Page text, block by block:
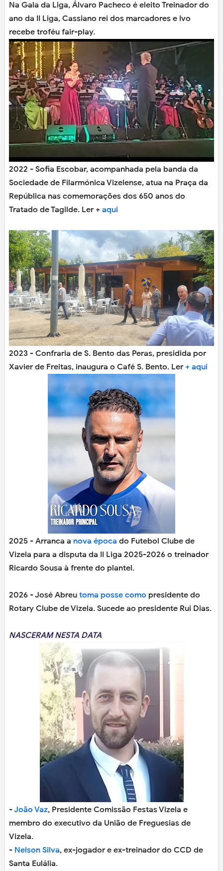
Na Gala da Liga, Álvaro Pacheco é eleito Treinador do
ano da II Liga, Cassiano rei dos marcadores e Ivo
recebe troféu fair-play.
2022 - Sofia Escobar, acompanhada pela banda da
Sociedade de Filarmónica Vizelense, atua na Praça da
República nas comemorações dos 650 anos do
Tratado de Tagilde. Ler + aqui
2023 - Confraria de S. Bento das Peras, presidida por
Xavier de Freitas, inaugura o Café S. Bento. Ler + aqui
2025 - Arranca a nova época do Futebol Clube de
Vizela para a disputa da II Liga 2025-2026 o treinador
Ricardo Sousa à frente do plantel.
2026 - José Abreu toma posse como presidente do
Rotary Clube de Vizela. Sucede ao presidente Rui Dias.
NASCERAM NESTA DATA
-João Vaz, Presidente Comissão Festas Vizela e
membro do executivo da União de Freguesias de
Vizela.
- Nelson Silva, ex-jogador e ex-treinador do CCD de
Santa Eulália.